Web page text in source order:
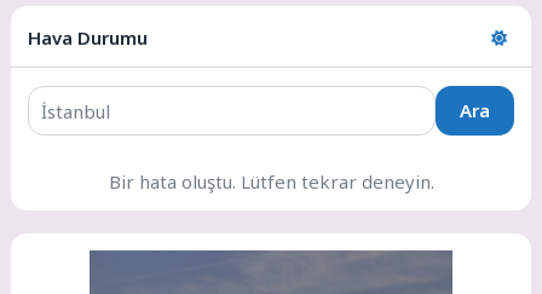
Hava Durumu
Ara
Bir hata oluştu. Lütfen tekrar deneyin.